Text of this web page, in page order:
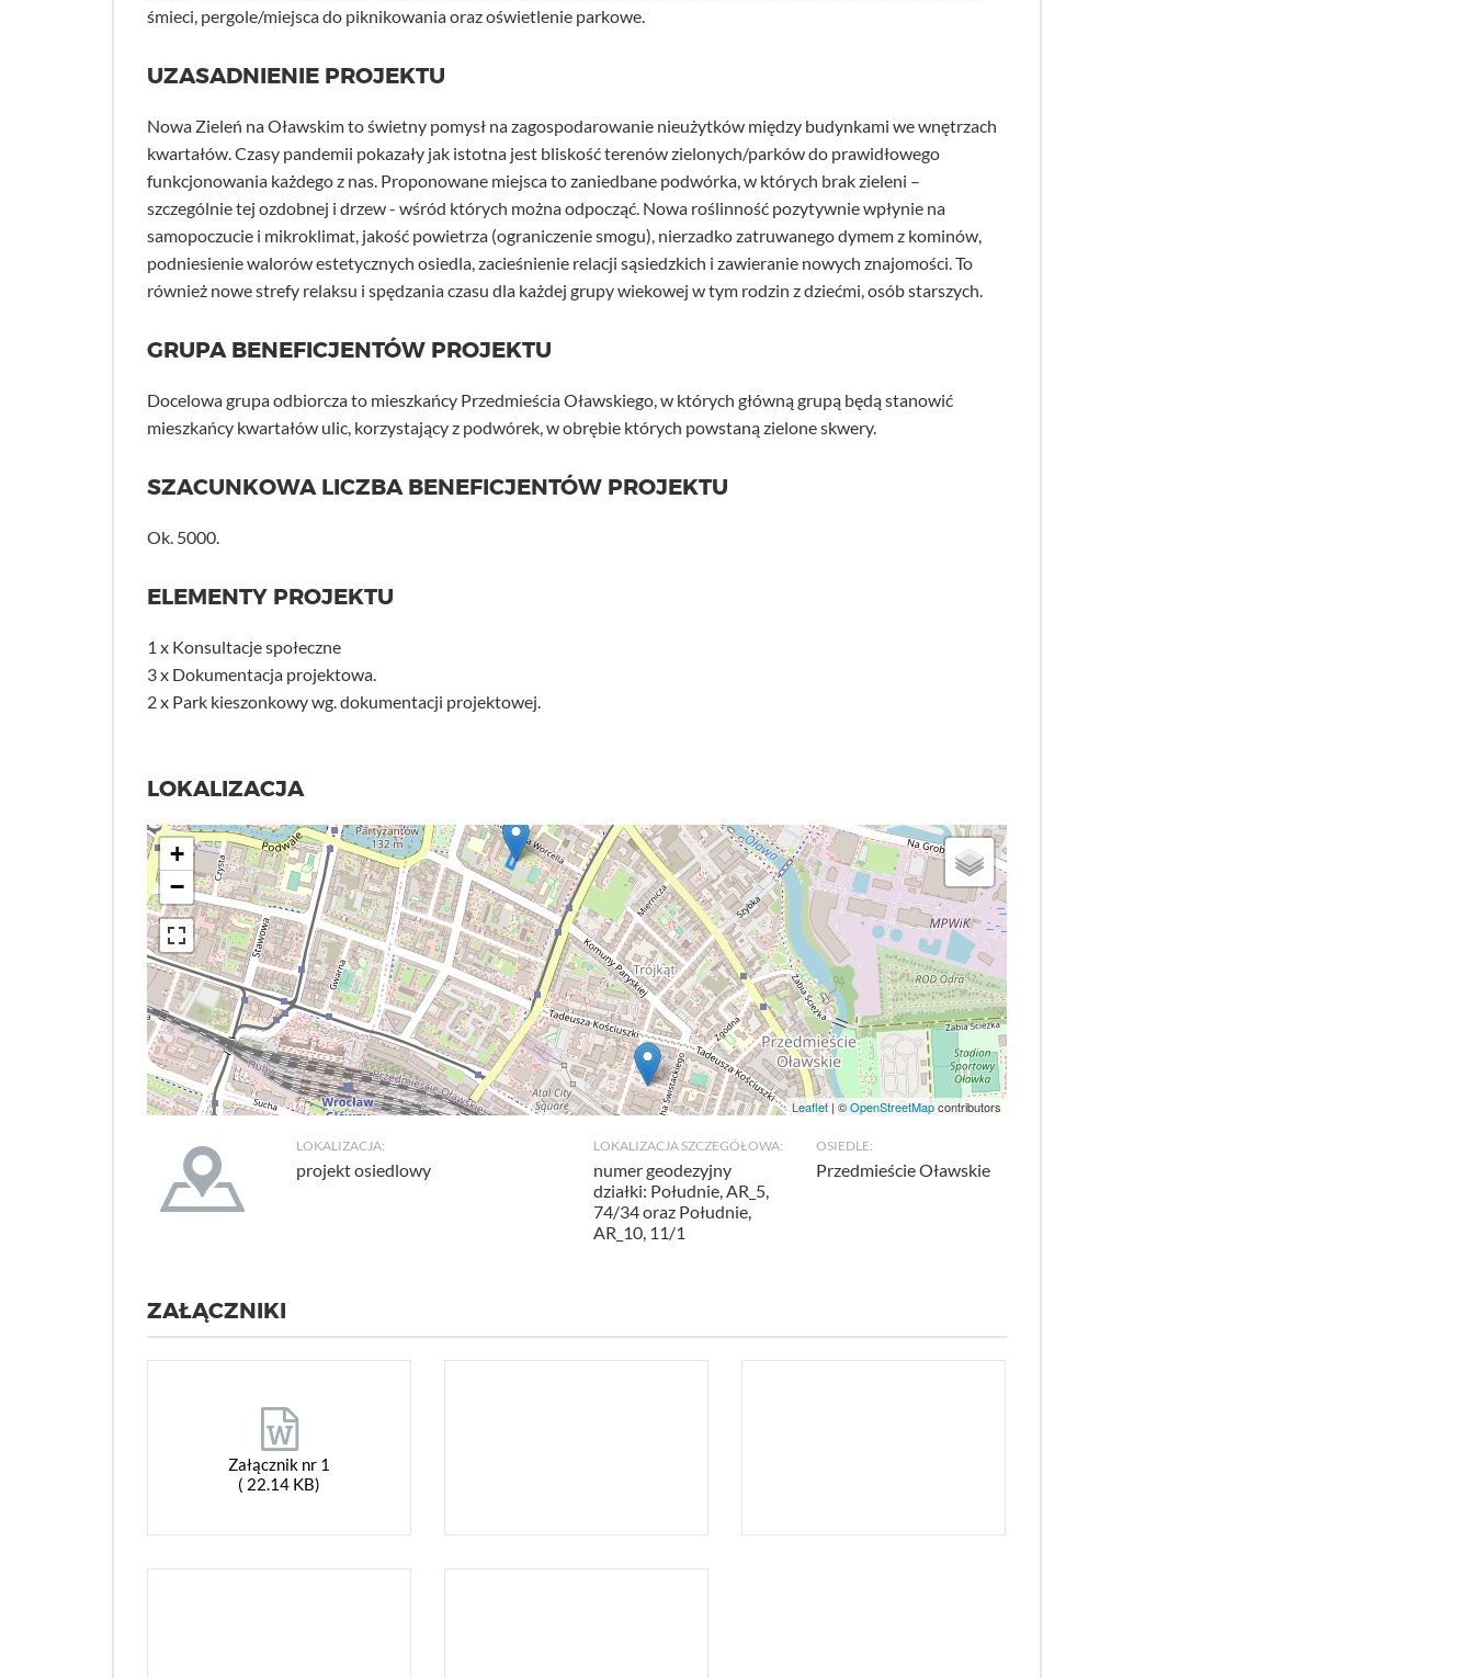
śmieci, pergole/miejsca do piknikowania oraz oświetlenie parkowe.
UZASADNIENIE PROJEKTU
Nowa Zieleń na Oławskim to świetny pomysł na zagospodarowanie nieużytków między budynkami we wnętrzach
kwartałów. Czasy pandemii pokazały jak istotna jest bliskość terenów zielonych/parków do prawidłowego
funkcjonowania każdego z nas. Proponowane miejsca to zaniedbane podwórka, w których brak zieleni –
szczególnie tej ozdobnej i drzew - wśród których można odpocząć. Nowa roślinność pozytywnie wpłynie na
samopoczucie i mikroklimat, jakość powietrza (ograniczenie smogu), nierzadko zatruwanego dymem z kominów,
podniesienie walorów estetycznych osiedla, zacieśnienie relacji sąsiedzkich i zawieranie nowych znajomości. To
również nowe strefy relaksu i spędzania czasu dla każdej grupy wiekowej w tym rodzin z dziećmi, osób starszych.
GRUPA BENEFICJENTÓW PROJEKTU
Docelowa grupa odbiorcza to mieszkańcy Przedmieścia Oławskiego, w których główną grupą będą stanowić
mieszkańcy kwartałów ulic, korzystający z podwórek, w obrębie których powstaną zielone skwery.
SZACUNKOWA LICZBA BENEFICJENTÓW PROJEKTU
Ok. 5000.
ELEMENTY PROJEKTU
1 x Konsultacje społeczne
3 x Dokumentacja projektowa.
2 x Park kieszonkowy wg. dokumentacji projektowej.
LOKALIZACJA
+
−
Leaflet| ©OpenStreetMapcontributors
LOKALIZACJA:
projekt osiedlowy
LOKALIZACJA SZCZEGÓŁOWA:
numer geodezyjny
działki: Południe, AR_5,
74/34 oraz Południe,
AR_10, 11/1
OSIEDLE:
Przedmieście Oławskie
ZAŁĄCZNIKI
Załącznik nr 1
( 22.14 KB)